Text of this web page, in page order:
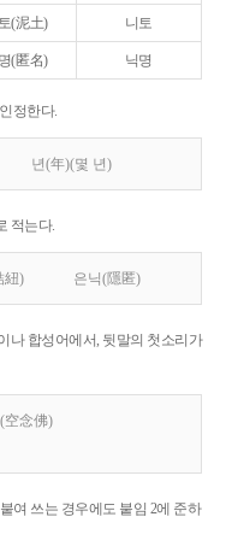
(泥土) 니토
(匿名) 닉명
정한다.
년(年)(몇 년)
적는다.
紐) 은닉(隱匿)
나 합성어에서, 뒷말의 첫소리가
空念佛)
여 쓰는 경우에도 붙임 2에 준하